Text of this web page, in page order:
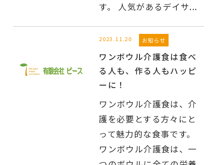
す。 人気があるデイサ...
2023.11.20 お知らせ
ワンボウル介護食は食べ
る人も、作る人もハッピ
ーに！
ワンボウル介護食は、介
護を必要とする方々にと
って魅力的な食事です。
ワンボウル介護食は、一